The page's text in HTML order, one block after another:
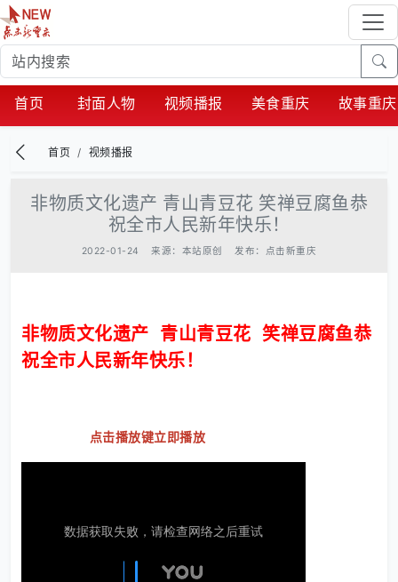
首页 封面人物 视频播报 美食重庆 故事重庆
首页 视频播报
非物质文化遗产 青山青豆花 笑禅豆腐鱼恭
祝全市人民新年快乐！
2022-01-24 来源：本站原创 发布：点击新重庆
非物质文化遗产 青山青豆花 笑禅豆腐鱼恭
祝全市人民新年快乐！
点击播放键立即播放